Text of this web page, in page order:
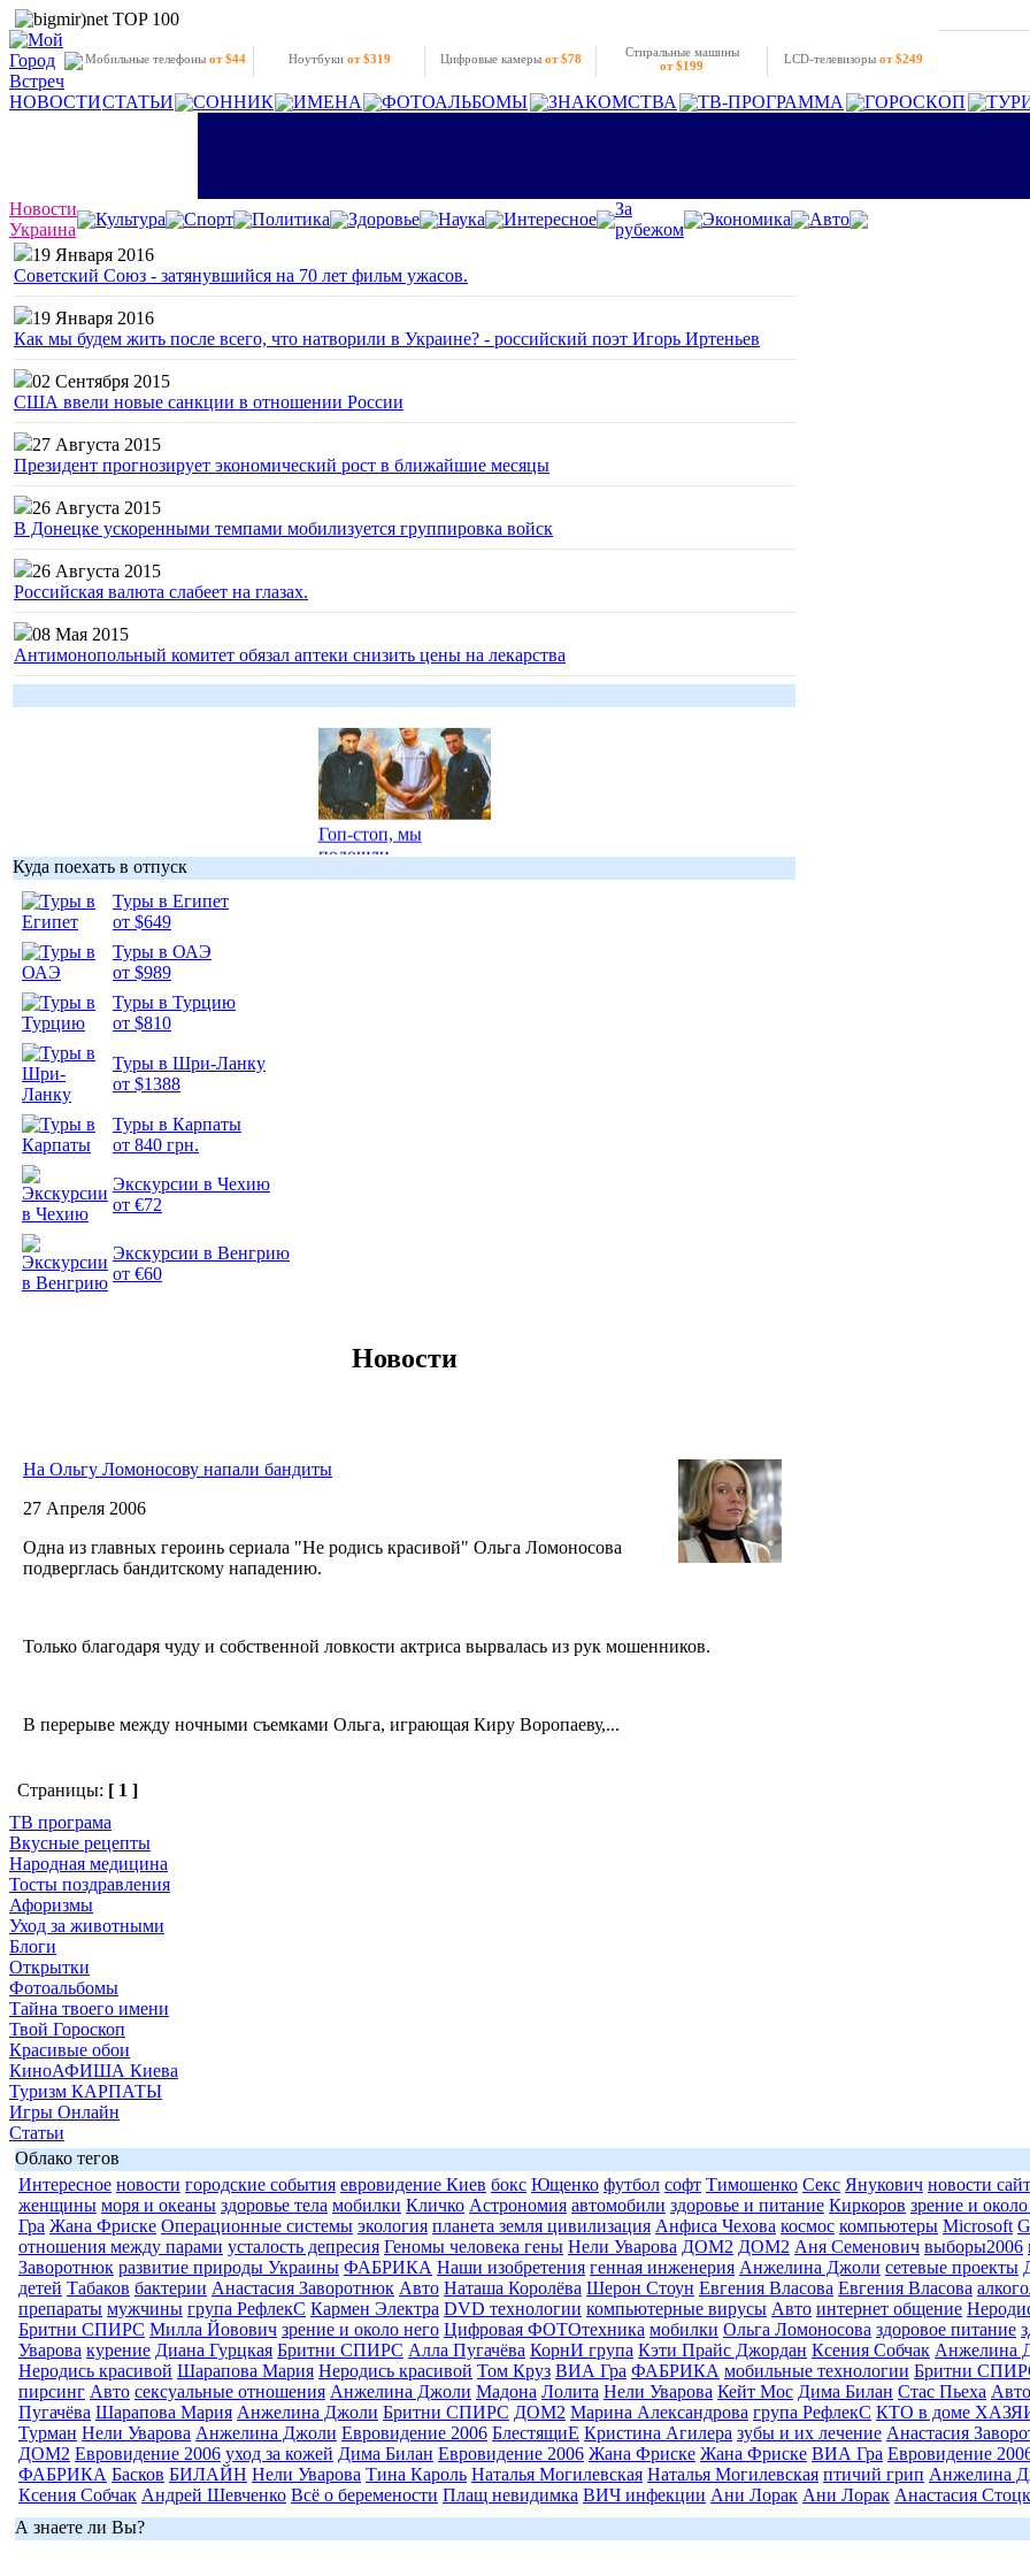
Мобильные телефоны от $44 Ноутбуки от $319 Цифровые камеры от $78
Стиральные машины
от $199
LCD-телевизоры от $249
НОВОСТИСТАТЬИ СОННИК ИМЕНА ФОТОАЛЬБОМЫ ЗНАКОМСТВА ТВ-ПРОГРАММА ГОРОСКОП
Новости
Украина
Культура Спорт Политика Здоровье Наука Интересное
За
рубежом
Экономика
Авто
19 Января 2016
Советский Союз - затянувшийся на 70 лет фильм ужасов.
19 Января 2016
Как мы будем жить после всего, что натворили в Украине? - российский поэт Игорь Иртеньев
02 Сентября 2015
США ввели новые санкции в отношении России
27 Августа 2015
Президент прогнозирует экономический рост в ближайшие месяцы
26 Августа 2015
В Донецке ускоренными темпами мобилизуется группировка войск
26 Августа 2015
Российская валюта слабеет на глазах.
08 Мая 2015
Антимонопольный комитет обязал аптеки снизить цены на лекарства
Гоп-стоп, мы
подошли...
Куда поехать в отпуск
Туры в Египет
от $649
Туры в ОАЭ
от $989
Туры в Турцию
от $810
Туры в Шри-Ланку
от $1388
Туры в Карпаты
от 840 грн.
Экскурсии в Чехию
от €72
Экскурсии в Венгрию
от €60
Новости
На Ольгу Ломоносову напали бандиты
27 Апреля 2006
Одна из главных героинь сериала "Не родись красивой" Ольга Ломоносова
подверглась бандитскому нападению.
Только благодаря чуду и собственной ловкости актриса вырвалась из рук мошенников.
В перерыве между ночными съемками Ольга, играющая Киру Воропаеву,...
Страницы: [ 1 ]
ТВ програма
Вкусные рецепты
Народная медицина
Тосты поздравления
Афоризмы
Уход за животными
Блоги
Открытки
Фотоальбомы
Тайна твоего имени
Твой Гороскоп
Красивые обои
КиноАФИША Киева
Туризм КАРПАТЫ
Игры Онлайн
Статьи
Облако тегов
Интересное новости городские события евровидение Киев бокс Ющенко футбол софт Тимошенко Секс Янукович новости
женщины моря и океаны здоровье тела мобилки Кличко Астрономия автомобили здоровье и питание Киркоров зрение и
Гра Жана Фриске Операционные системы экология планета земля цивилизация Анфиса Чехова космос компьютеры Microsoft
отношения между парами усталость депресия Геномы человека гены Нели Уварова ДОМ2 ДОМ2 Аня Семенович выборы2006
Заворотнюк развитие природы Украины ФАБРИКА Наши изобретения генная инженерия Анжелина Джоли сетевые проекты
детей Табаков бактерии Анастасия Заворотнюк Авто Наташа Королёва Шерон Стоун Евгения Власова Евгения Власова
препараты мужчины група РефлекС Кармен Электра DVD технологии компьютерные вирусы Авто интернет общение
Бритни СПИРС Милла Йовович зрение и около него Цифровая ФОТОтехника мобилки Ольга Ломоносова здоровое питание
Уварова курение Диана Гурцкая Бритни СПИРС Алла Пугачёва КорнИ група Кэти Прайс Джордан Ксения Собчак Анжелина
Неродись красивой Шарапова Мария Неродись красивой Том Круз ВИА Гра ФАБРИКА мобильные технологии Бритни
пирсинг Авто сексуальные отношения Анжелина Джоли Мадона Лолита Нели Уварова Кейт Мос Дима Билан Стас Пьеха Авто
Пугачёва Шарапова Мария Анжелина Джоли Бритни СПИРС ДОМ2 Марина Александрова група РефлекС КТО в доме
Турман Нели Уварова Анжелина Джоли Евровидение 2006 БлестящиЕ Кристина Агилера зубы и их лечение Анастасия
ДОМ2 Евровидение 2006 уход за кожей Дима Билан Евровидение 2006 Жана Фриске Жана Фриске ВИА Гра Евровидение
ФАБРИКА Басков БИЛАЙН Нели Уварова Тина Кароль Наталья Могилевская Наталья Могилевская птичий грип Анжелина
Ксения Собчак Андрей Шевченко Всё о беремености Плащ невидимка ВИЧ инфекции Ани Лорак Ани Лорак Анастасия
А знаете ли Вы?